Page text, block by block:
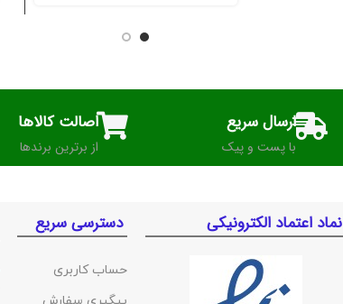
ارسال سریع
با پست و پیک
اصالت کالاها
از برترین برندها
نماد اعتماد الکترونیکی دسترسی سریع
حساب کاربری